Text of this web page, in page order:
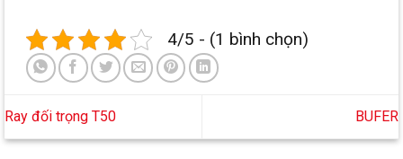
4/5 - (1 bình chọn)
Ray đối trọng T50 BUFER